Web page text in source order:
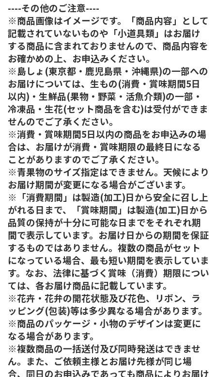
----その他のご注意----
※商品画像はイメージです。「商品内容」として
記載されていないものや「小道具類」はお届け
する商品に含まれておりませんので、商品内容を
お確かめの上、お申込みください。
※島しょ(東京都・鹿児島県・沖縄県)の一部への
お届けについては、生もの(消費・賞味期間5日
以内)・生鮮品(果物・野菜・活魚介類)の一部・
冷凍品・生花(セット商品を含む)は受付ができま
せんのでご了承ください。
※消費・賞味期間5日以内の商品をお申込みの場
合は、お届けが消費・賞味期限の最終日になる
ことがありますのでご了承ください。
※青果物のサイズ指定はできません。天候により
お届け期間が変更になる場合がございます。
※「消費期間」は製造(加工)日から安全に召し上
がれる日まで、「賞味期間」は製造(加工)日から
品質の保持が十分に可能な日までをそれぞれ期
間で表示しています。お届け日からの期間を保証
するものではありません。複数の商品がセット
になっている場合、最も短い期間を表示していま
す。なお、法律に基づく賞味（消費）期限につい
ては、各お届け商品に記載しています。
※花卉・花弁の開花状態及び花色、リボン、ラ
ッピング(包装)等は多少異なる場合があります。
※商品のパッケージ・小物のデザインは変更に
なる場合があります。
※複数商品の一括送付及び同時発送はできませ
ん。また、ご依頼主様とお届け先様が同じ場
合、同日のお申込みであっても商品によりお届け